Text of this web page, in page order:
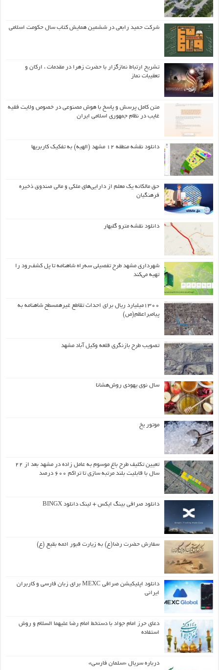
شرکت حمید رابعی در ششمین همایش کتاب سال حکومت اسلامی
تشریح ارتباط نمازگزار با حضرت زهرا در مقدمات ، ارکان و
تعقیبات نماز
متن کامل پرسش و پاسخ با هوش مصنوعی در خصوص ولایت فقیه
غایب در نظام جمهوری اسلامی ایران
دانلود نقشه منطقه ۱۲ مشهد (الهیه) به تفکیک کاربریها
حق مالکانه یک معلم از دارایی‌های ملکی و مالی صندوق ذخیره
فرهنگیان
دانلود نقشه مترو گلبهار
شهرداری مشهد طرح تفصیلی سه‌راه شاهنامه تا پل کشف‌رود را
تهیه می‌کند
۱۳۰۰میلیارد ریال برای احداث تقاطع غیرهمسطح شاهنامه به
پیامبراعظم(ص)
تصویب طرح بازنگری قلعه وکیل آباد مشهد
سال نوی یهودی روش‌هشانا
موتور یخ
تعیین تکلیف طرح باغ موسوم به عامل زاده در مشهد بعد از ۲۲
سال با قابلیت بلند مرتبه سازی تا تراکم ۶۰۰ درصد
دانلود صرافی بینگ ایکس + لینک دانلود BINGX
سفارش حضرت رضا(ع) به زیارت قبور ائمه بقیع (ع)
دانلود اپلیکیشن صرافی MEXC برای زبان فارسی و کاربران
ایرانی
دعای حرز امام جواد با دستخط امام رضا علیهما السلام و روش
استفاده
درباره سریال «سلمان فارسی»